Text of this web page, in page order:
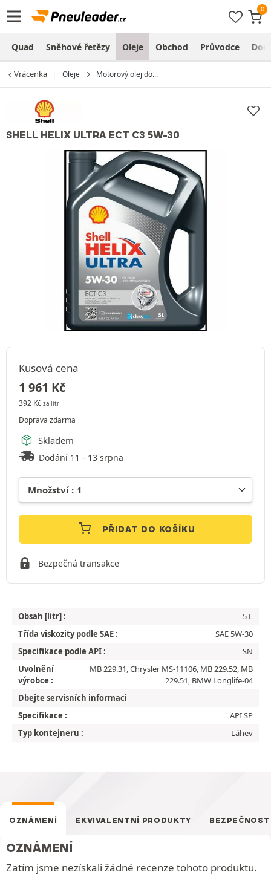
Quad Sněhové řetězy Oleje Obchod Průvodce
Vrácenka Oleje Motorový olej do...
SHELL HELIX ULTRA ECT C3 5W-30
Kusová cena
1 961 Kč
392 Kč za litr
Doprava zdarma
Skladem
Dodání 11 - 13 srpna
PŘIDAT DO KOŠÍKU
Bezpečná transakce
Obsah [litr] :
5 L
Třída viskozity podle SAE :
SAE 5W-30
Specifikace podle API :
SN
Uvolnění
výrobce :
MB 229.31, Chrysler MS-11106, MB 229.52, MB
229.51, BMW Longlife-04
Dbejte servisních informaci
Specifikace :
API SP
Typ kontejneru :
Láhev
OZNÁMENÍ EKVIVALENTNÍ PRODUKTY BEZPEČNOST
OZNÁMENÍ
Zatím jsme nezískali žádné recenze tohoto produktu.